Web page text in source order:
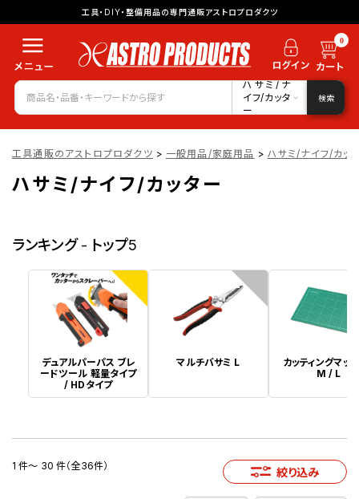
工具・DIY・整備用品の専門通販アストロプロダクツ
0
ハサミ/ナ
イフ/カッタ
ー
検索
工具通販のアストロプロダクツ > 一般用品/家庭用品 > ハサミ/ナイフ/カッ
ハサミ/ナイフ/カッター
ランキング - トップ5
1
デュアルパーパス ブレ
ードツール 軽量タイプ
/ HDタイプ
2
マルチバサミ L
カッティングマッ
M / L
1 件～ 30 件（全36件） 絞り込み